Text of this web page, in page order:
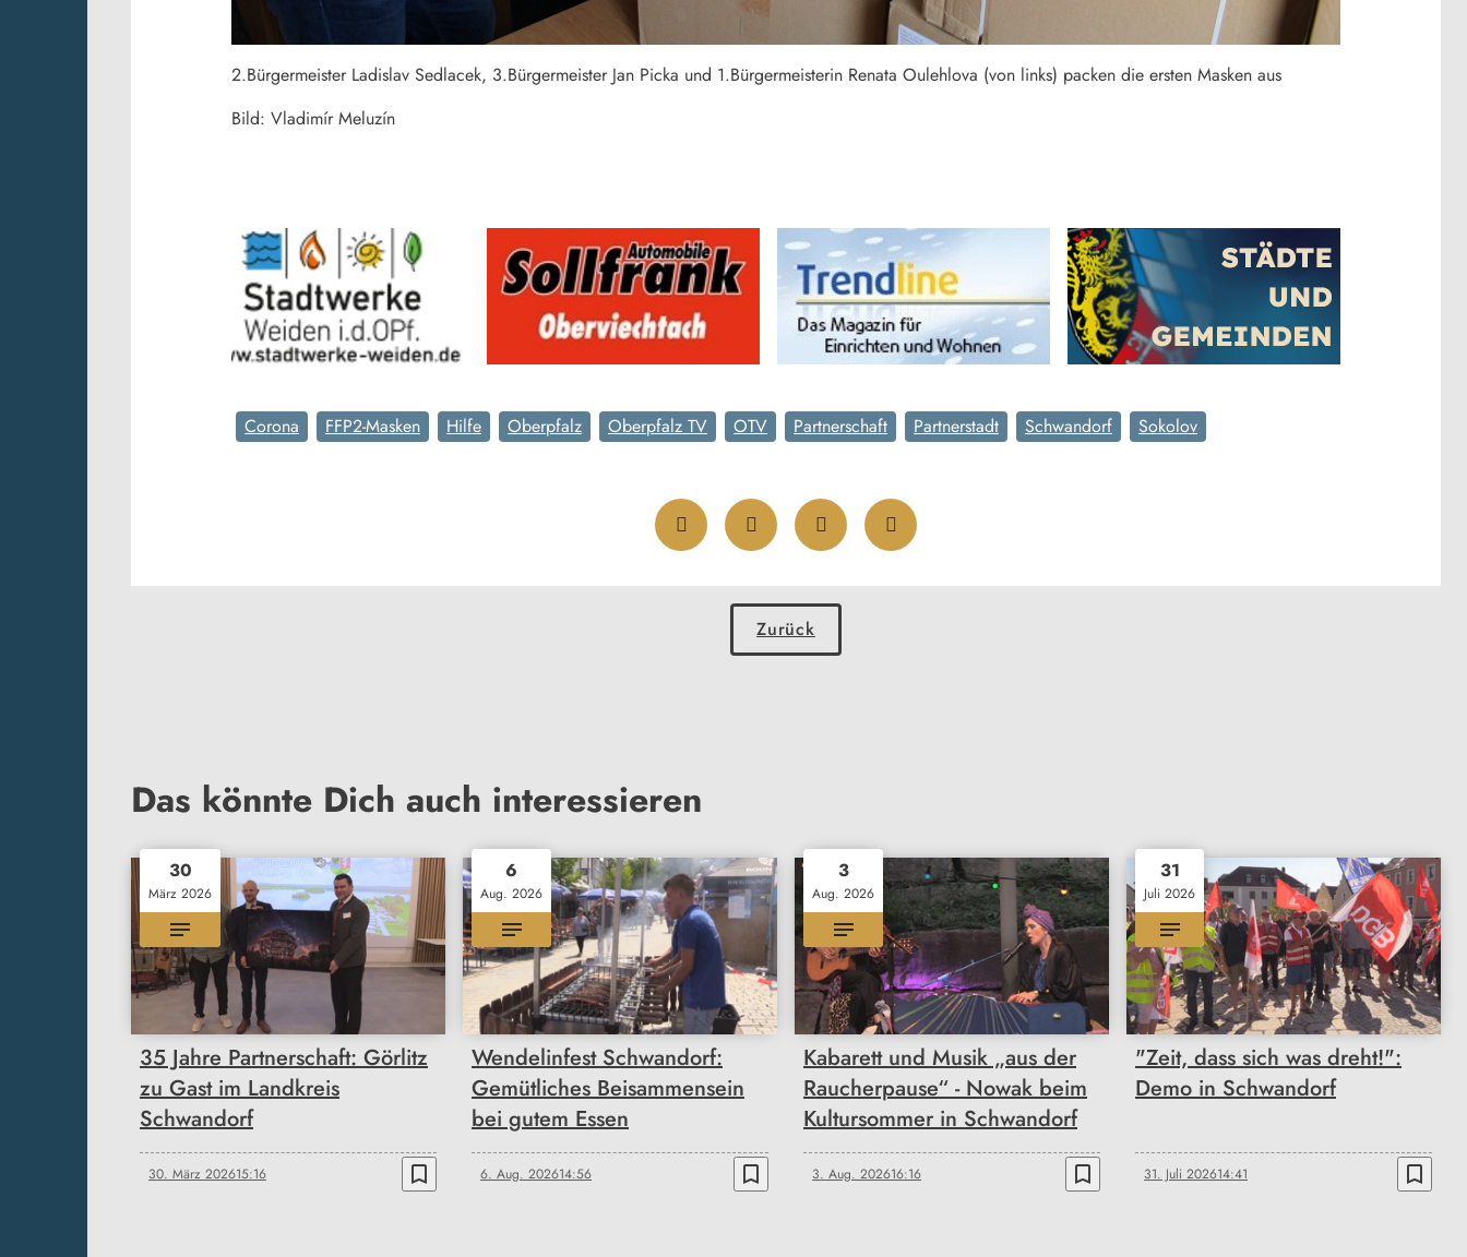
2.Bürgermeister Ladislav Sedlacek, 3.Bürgermeister Jan Picka und 1.Bürgermeisterin Renata Oulehlova (von links) packen die ersten Masken aus
Bild: Vladimír Meluzín
Corona FFP2-Masken Hilfe Oberpfalz Oberpfalz TV OTV Partnerschaft Partnerstadt Schwandorf Sokolov
Zurück
Das könnte Dich auch interessieren
30
März 2026
35 Jahre Partnerschaft: Görlitz
zu Gast im Landkreis
Schwandorf
30. März 202615:16 bookmark_border
6
Aug. 2026
Wendelinfest Schwandorf:
Gemütliches Beisammensein
bei gutem Essen
6. Aug. 202614:56 bookmark_border
3
Aug. 2026
Kabarett und Musik „aus der
Raucherpause“ - Nowak beim
Kultursommer in Schwandorf
3. Aug. 202616:16 bookmark_border
31
Juli 2026
"Zeit, dass sich was dreht!":
Demo in Schwandorf
31. Juli 202614:41 bookmark_border